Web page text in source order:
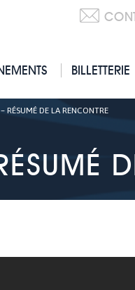
BILLETTERIE
RÉSUMÉ DE LA RENCONTRE